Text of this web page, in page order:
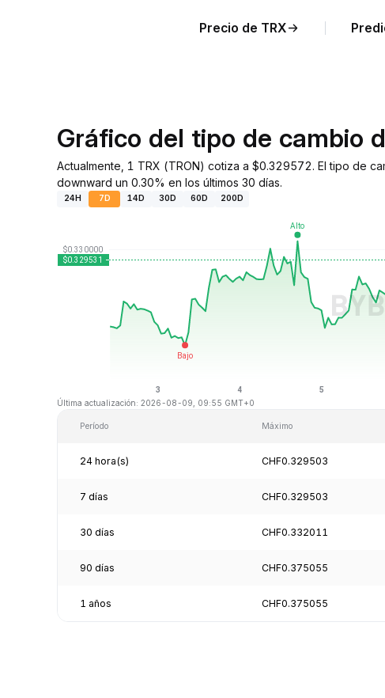
Precio de TRX
Gráfico del tipo de cambio
Actualmente, 1 TRX (TRON) cotiza a $0.329572. El tipo de
downward un 0.30% en los últimos 30 días.
24H 7D 14D 30D 60D 200D
Última actualización: 2026-08-09, 09:55 GMT+0
Período Máximo
24 hora(s) CHF0.329503
7 días CHF0.329503
30 días CHF0.332011
90 días CHF0.375055
1 años CHF0.375055